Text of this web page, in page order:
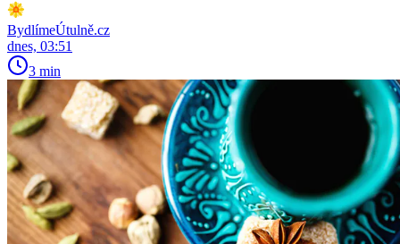
BydlímeÚtulně.cz
dnes, 03:51
3 min